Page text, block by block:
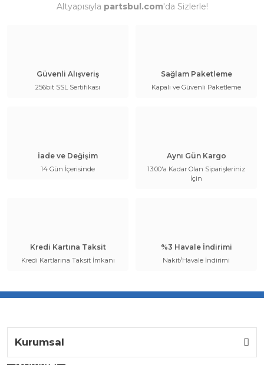
Altyapısıyla partsbul.com'da Sizlerle!
Güvenli Alışveriş
256bit SSL Sertifikası
Sağlam Paketleme
Kapalı ve Güvenli Paketleme
İade ve Değişim
14 Gün İçerisinde
Aynı Gün Kargo
13:00'a Kadar Olan Siparişleriniz
İçin
Kredi Kartına Taksit
Kredi Kartlarına Taksit İmkanı
%3 Havale İndirimi
Nakit/Havale İndirimi
Kurumsal